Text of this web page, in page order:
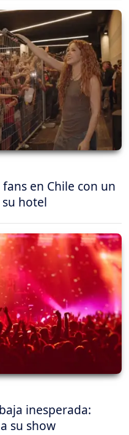
en Chile con un
hotel
inesperada:
su show